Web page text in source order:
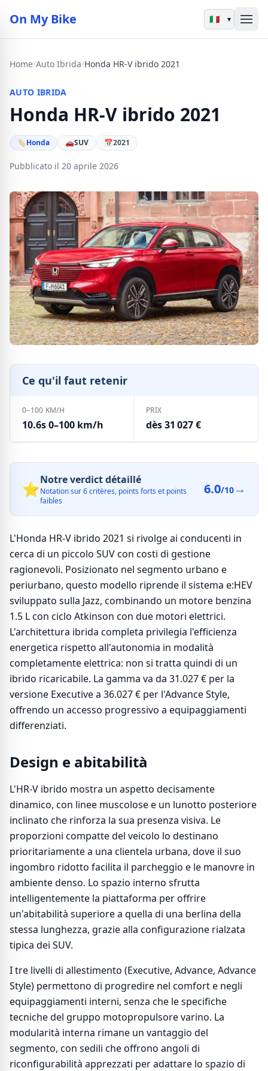
On My Bike ▾
Home/Auto Ibrida/Honda HR-V ibrido 2021
AUTO IBRIDA
Honda HR-V ibrido 2021
🏷Honda 🚗SUV 📅2021
Pubblicato il 20 aprile 2026
Ce qu'il faut retenir
0–100 KM/H
10.6s 0–100 km/h
PRIX
dès 31 027 €
⭐Notre verdict détaillé
Notation sur 6 critères, points forts et points
faibles
6.0/10 →
L'Honda HR-V ibrido 2021 si rivolge ai conducenti in
cerca di un piccolo SUV con costi di gestione
ragionevoli. Posizionato nel segmento urbano e
periurbano, questo modello riprende il sistema e:HEV
sviluppato sulla Jazz, combinando un motore benzina
1.5 L con ciclo Atkinson con due motori elettrici.
L'architettura ibrida completa privilegia l'efficienza
energetica rispetto all'autonomia in modalità
completamente elettrica: non si tratta quindi di un
ibrido ricaricabile. La gamma va da 31.027 € per la
versione Executive a 36.027 € per l'Advance Style,
offrendo un accesso progressivo a equipaggiamenti
differenziati.
Design e abitabilità
L'HR-V ibrido mostra un aspetto decisamente
dinamico, con linee muscolose e un lunotto posteriore
inclinato che rinforza la sua presenza visiva. Le
proporzioni compatte del veicolo lo destinano
prioritariamente a una clientela urbana, dove il suo
ingombro ridotto facilita il parcheggio e le manovre in
ambiente denso. Lo spazio interno sfrutta
intelligentemente la piattaforma per offrire
un'abitabilità superiore a quella di una berlina della
stessa lunghezza, grazie alla configurazione rialzata
tipica dei SUV.
I tre livelli di allestimento (Executive, Advance, Advance
Style) permettono di progredire nel comfort e negli
equipaggiamenti interni, senza che le specifiche
tecniche del gruppo motopropulsore varino. La
modularità interna rimane un vantaggio del
segmento, con sedili che offrono angoli di
riconfigurabilità apprezzati per adattare lo spazio di